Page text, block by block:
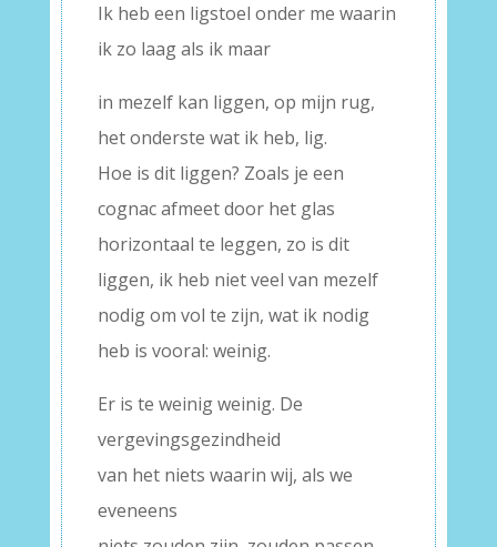
Ik heb een ligstoel onder me waarin
ik zo laag als ik maar
in mezelf kan liggen, op mijn rug,
het onderste wat ik heb, lig.
Hoe is dit liggen? Zoals je een
cognac afmeet door het glas
horizontaal te leggen, zo is dit
liggen, ik heb niet veel van mezelf
nodig om vol te zijn, wat ik nodig
heb is vooral: weinig.
Er is te weinig weinig. De
vergevingsgezindheid
van het niets waarin wij, als we
eveneens